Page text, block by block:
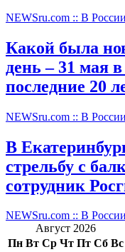
NEWSru.com :: В России
Какой была
день – 31 мая
последние 20
NEWSru.com :: В России
В
стрельбу с
сотрудник
NEWSru.com :: В России
Август 2026
Пн Вт Ср Чт Пт Сб Вс